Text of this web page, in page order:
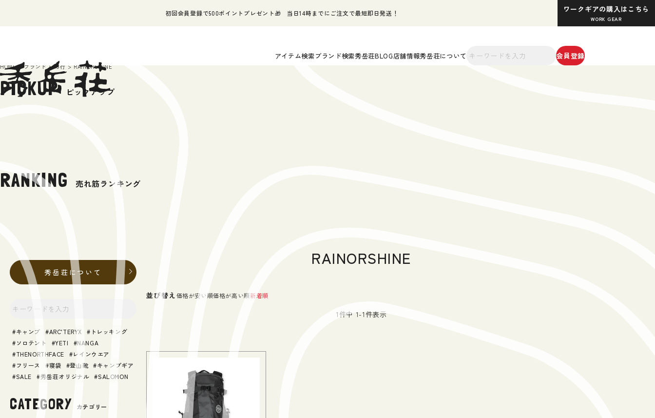
初回会員登録で500ポイントプレゼント🎁 当日14時までにご注文で最短即日発送！ ワークギアの購入はこちら
WORK GEAR
アイテム検索ブランド検索秀岳荘BLOG店舗情報秀岳荘について 会員登録
HOME ブランド ら行 RAINORSHINE
PICKUP ピックアップ
RANKING 売れ筋ランキング
秀岳荘について
キャンプ ARC'TERYX
トレッキング
ソロテント
YETI
NANGA
THENORTHFACE
レインウエア
フリース
寝袋 登山靴
キャンプギア
SALE
秀岳荘オリジナル SALOMON
CATEGORY カテゴリー
RAINORSHINE
並び替え価格が安い順価格が高い順新着順
1 件中 1-1件表示